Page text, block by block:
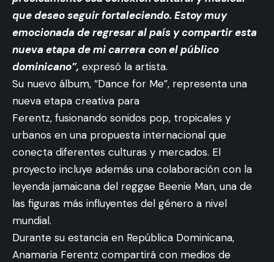
que deseo seguir fortaleciendo. Estoy muy
emocionada de regresar al país y compartir esta
nueva etapa de mi carrera con el público
dominicano”, expresó la artista.
Su nuevo álbum, “Dance for Me”, representa una
nueva etapa creativa para
Ferentz, fusionando sonidos pop, tropicales y
urbanos en una propuesta internacional que
conecta diferentes culturas y mercados. El
proyecto incluye además una colaboración con la
leyenda jamaicana del reggae Beenie Man, una de
las figuras más influyentes del género a nivel
mundial.
Durante su estancia en República Dominicana,
Anamaria Ferentz compartirá con medios de